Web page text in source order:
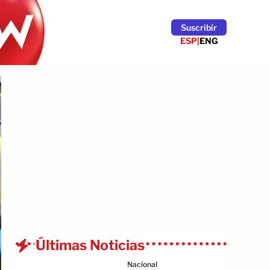
Suscribír
ESP|ENG
Últimas Noticias
Nacional